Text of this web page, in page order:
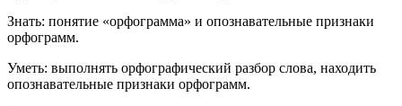
Знать: понятие «орфограмма» и опознавательные признаки
орфограмм.
Уметь: выполнять орфографический разбор слова, находить
опознавательные признаки орфограмм.